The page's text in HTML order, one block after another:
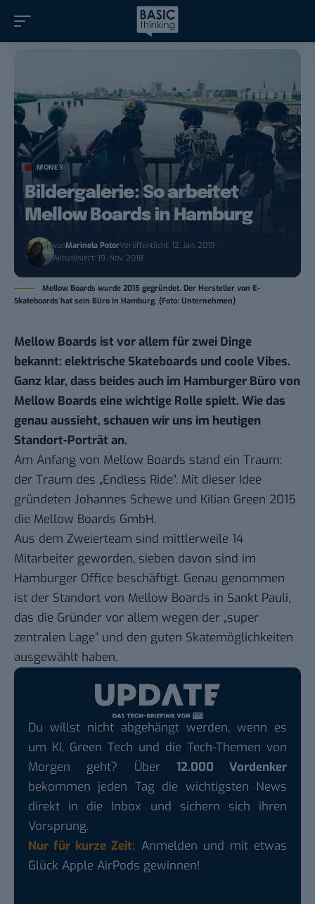
MONEY
Bildergalerie: So arbeitet
Mellow Boards in Hamburg
vonMarinela PotorVeröffentlicht: 12. Jan. 2019
Aktualisiert: 19. Nov. 2018
Mellow Boards wurde 2015 gegründet. Der Hersteller von E-
Skateboards hat sein Büro in Hamburg. (Foto: Unternehmen)
Mellow Boards ist vor allem für zwei Dinge
bekannt: elektrische Skateboards und coole Vibes.
Ganz klar, dass beides auch im Hamburger Büro von
Mellow Boards eine wichtige Rolle spielt. Wie das
genau aussieht, schauen wir uns im heutigen
Standort-Porträt an.
Am Anfang von Mellow Boards stand ein Traum:
der Traum des „Endless Ride“. Mit dieser Idee
gründeten Johannes Schewe und Kilian Green 2015
die Mellow Boards GmbH.
Aus dem Zweierteam sind mittlerweile 14
Mitarbeiter geworden, sieben davon sind im
Hamburger Office beschäftigt. Genau genommen
ist der Standort von Mellow Boards in Sankt Pauli,
das die Gründer vor allem wegen der „super
zentralen Lage“ und den guten Skatemöglichkeiten
ausgewählt haben.
Du willst nicht abgehängt werden, wenn es
um KI, Green Tech und die Tech-Themen von
Morgen geht? Über 12.000 Vordenker
bekommen jeden Tag die wichtigsten News
direkt in die Inbox und sichern sich ihren
Vorsprung.
Nur für kurze Zeit: Anmelden und mit etwas
Glück Apple AirPods gewinnen!